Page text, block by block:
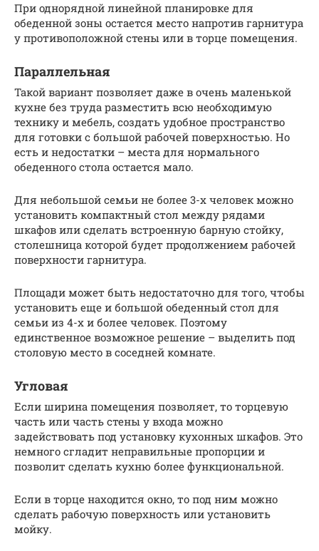
При однорядной линейной планировке для
обеденной зоны остается место напротив гарнитура
у противоположной стены или в торце помещения.
Параллельная
Такой вариант позволяет даже в очень маленькой
кухне без труда разместить всю необходимую
технику и мебель, создать удобное пространство
для готовки с большой рабочей поверхностью. Но
есть и недостатки – места для нормального
обеденного стола остается мало.
Для небольшой семьи не более 3-х человек можно
установить компактный стол между рядами
шкафов или сделать встроенную барную стойку,
столешница которой будет продолжением рабочей
поверхности гарнитура.
Площади может быть недостаточно для того, чтобы
установить еще и большой обеденный стол для
семьи из 4-х и более человек. Поэтому
единственное возможное решение – выделить под
столовую место в соседней комнате.
Угловая
Если ширина помещения позволяет, то торцевую
часть или часть стены у входа можно
задействовать под установку кухонных шкафов. Это
немного сгладит неправильные пропорции и
позволит сделать кухню более функциональной.
Если в торце находится окно, то под ним можно
сделать рабочую поверхность или установить
мойку.